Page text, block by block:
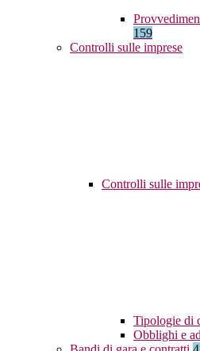
159
Controlli sulle imprese
Controlli sulle
Tipologie di
Obblighi e